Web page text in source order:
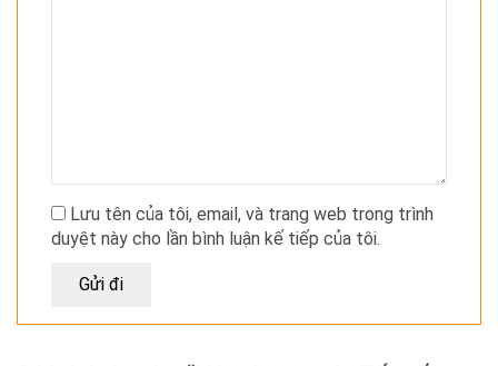
Lưu tên của tôi, email, và trang web trong trình
duyệt này cho lần bình luận kế tiếp của tôi.